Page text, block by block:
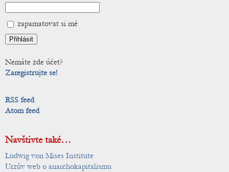
zapamatovat si mě
Nemáte zde účet?
Zaregistrujte se!
RSS feed
Atom feed
Navštivte také…
Ludwig von Mises Institute
Urzův web o anarchokapitalismu